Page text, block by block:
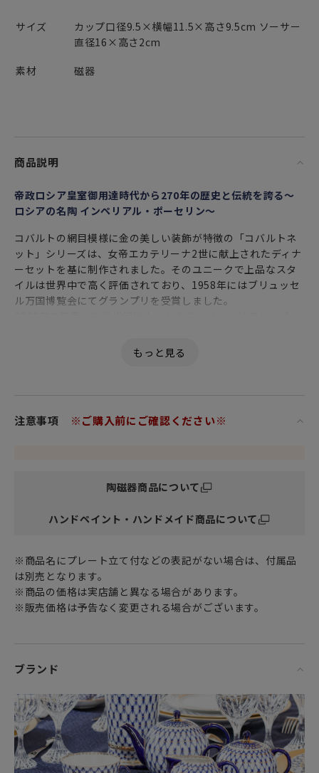
サイズ
カップ口径9.5×横幅11.5×高さ9.5cm ソーサー
直径16×高さ2cm
素材
磁器
商品説明
帝政ロシア皇室御用達時代から270年の歴史と伝統を誇る～
ロシアの名陶 インペリアル・ポーセリン～
コバルトの網目模様に金の美しい装飾が特徴の「コバルトネ
ット」シリーズは、女帝エカテリーナ2世に献上されたディナ
ーセットを基に制作されました。そのユニークで上品なスタ
イルは世界中で高く評価されており、1958年にはブリュッセ
ル万国博覧会にてグランプリを受賞しました。
ロマノフ王朝の絢爛。
他にはない優美で華麗な輝きを放ち続ける
Anna Yatskevich アンナ・ヤツケヴィッチが生み出した
Alexsei Vorobyevsky アレクセイ・ヴォロビエフスキーの手
ロシアの風俗を巧みに織り込んだ作品達。
ソ連時代には磁器の絵付けや造形において
たいへん才能のある芸術家たちも多く現れました。
なかでもペインターの中では
ヤツケヴィッチがペインターとしての能力が高く評価されて
いたことは
ナチス・ドイツとの戦いに勝利した記念に制作された花入れ
の
装飾を任されていることからもよくわかります。
注意事項 ※ご購入前にご確認ください※
陶磁器商品について
ハンドペイント・ハンドメイド商品について
※商品名にプレート立て付などの表記がない場合は、付属品
は別売となります。
※商品の価格は実店舗と異なる場合があります。
※販売価格は予告なく変更される場合がございます。
ブランド